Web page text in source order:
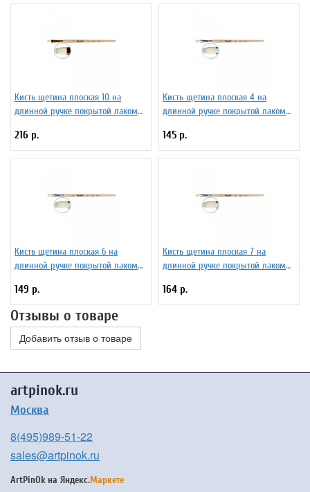
Кисть щетина плоская 10 на
длинной ручке покрытой лаком
216 р.
Кисть щетина плоская 4 на
длинной ручке покрытой лаком
145 р.
Кисть щетина плоская 6 на
длинной ручке покрытой лаком
149 р.
Кисть щетина плоская 7 на
длинной ручке покрытой лаком
164 р.
Отзывы о товаре
Добавить отзыв о товаре
artpinok.ru
Москва
8(495)989-51-22
sales@artpinok.ru
ArtPinOk на Яндекс.Маркете